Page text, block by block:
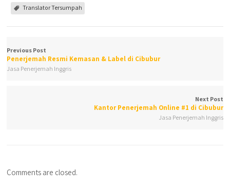
Translator Tersumpah
Previous Post
Penerjemah Resmi Kemasan & Label di Cibubur
Jasa Penerjemah Inggris
Next Post
Kantor Penerjemah Online #1 di Cibubur
Jasa Penerjemah Inggris
Comments are closed.